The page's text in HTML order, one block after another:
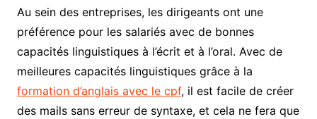
Au sein des entreprises, les dirigeants ont une
préférence pour les salariés avec de bonnes
capacités linguistiques à l’écrit et à l’oral. Avec de
meilleures capacités linguistiques grâce à la
formation d’anglais avec le cpf, il est facile de créer
des mails sans erreur de syntaxe, et cela ne fera que